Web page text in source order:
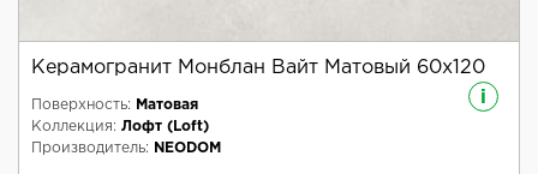
Керамогранит Монблан Вайт Матовый 60x120
i
Поверхность:
Матовая
Коллекция: Лофт (Loft)
Производитель:
NEODOM